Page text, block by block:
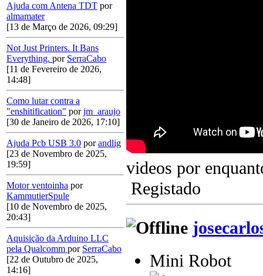
Ajuda com Antena TDT por
almamater
[13 de Março de 2026, 09:29]
Not Just Printers. It Bans
Everything. por SerraCabo
[11 de Fevereiro de 2026,
14:48]
Como lutar contra a
"enshitification" porjm_araujo
[30 de Janeiro de 2026, 17:10]
Ajuda Pcb USB 3.0 porandlig
[23 de Novembro de 2025,
19:59]
Motor ventoinha por
KammutierSpule
[10 de Novembro de 2025,
20:43]
Aquisição da Arduino LLC
pela Qualcomm por SerraCabo
[22 de Outubro de 2025,
14:16]
videos por
Registado
Mini Robot